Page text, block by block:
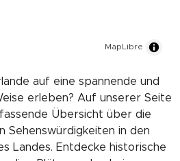
MapLibre
auf eine spannende und
erleben? Auf unserer Seite
Übersicht über die
Sehenswürdigkeiten in den
Landes. Entdecke historische